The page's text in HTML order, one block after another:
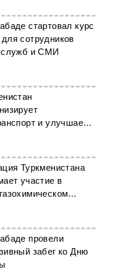
стартовал курс
сотрудников
служб и СМИ
и улучшает
перевозок
Туркменистана
участие в
провели
забег ко Дню